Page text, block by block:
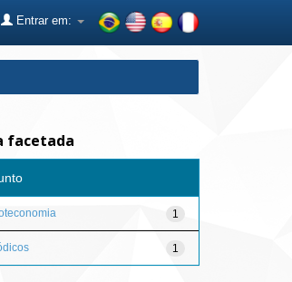
Entrar em:
facetada
1
1